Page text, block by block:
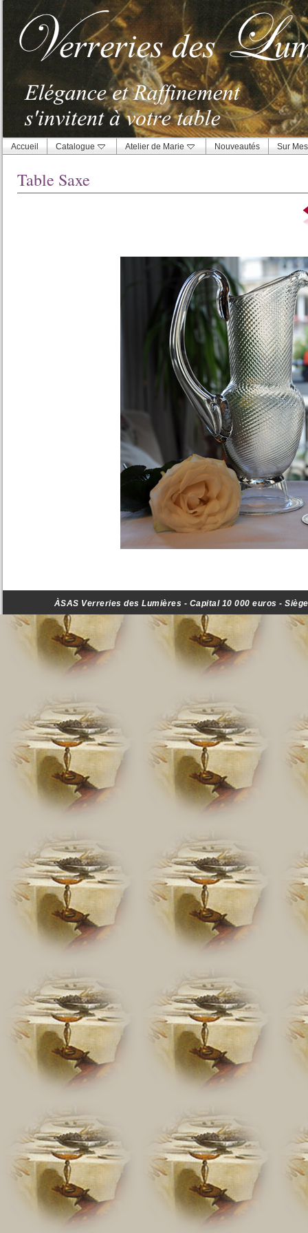
Accueil Catalogue Atelier de Marie Nouveautés Sur
Table Saxe
ÀSAS Verreries des Lumières - Capital 10 000 euros -